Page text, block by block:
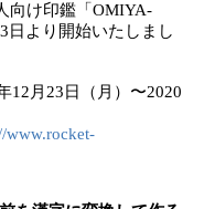
向け印鑑「OMIYA-
日より開始いたしまし
12月23日（月）〜2020
www.rocket-